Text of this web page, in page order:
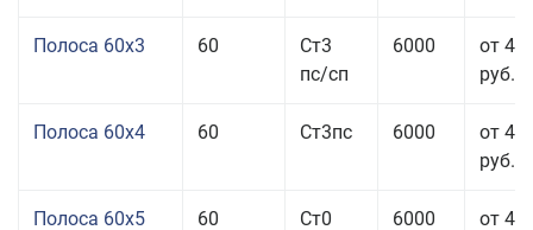
Полоса 60x3 60
Ст3
пс/сп
6000
от 46
руб.
Полоса 60x4 60 Ст3пс 6000
от 45
руб.
Полоса 60x5 60 Ст0 6000
от 43